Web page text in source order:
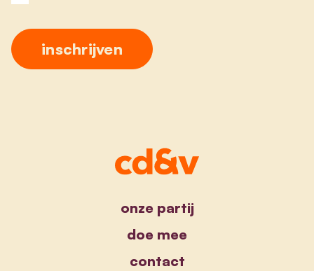
onze partij
doe mee
contact